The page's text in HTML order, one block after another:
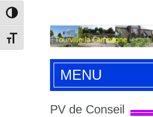
Passer en contraste élevé
Changer la taille de la police
MENU
PV de Conseil